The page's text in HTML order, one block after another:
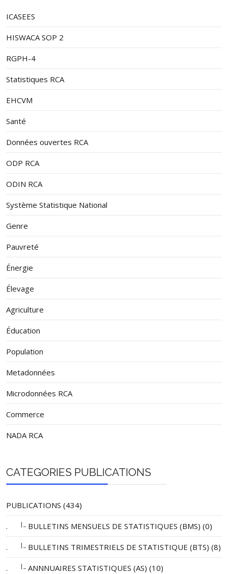
ICASEES
HISWACA SOP 2
RGPH-4
Statistiques RCA
EHCVM
Santé
Données ouvertes RCA
ODP RCA
ODIN RCA
Système Statistique National
Genre
Pauvreté
Énergie
Élevage
Agriculture
Éducation
Population
Metadonnées
Microdonnées RCA
Commerce
NADA RCA
CATEGORIES PUBLICATIONS
PUBLICATIONS (434)
. |_ BULLETINS MENSUELS DE STATISTIQUES (BMS) (0)
. |_ BULLETINS TRIMESTRIELS DE STATISTIQUE (BTS) (8)
. |_ ANNNUAIRES STATISTIQUES (AS) (10)